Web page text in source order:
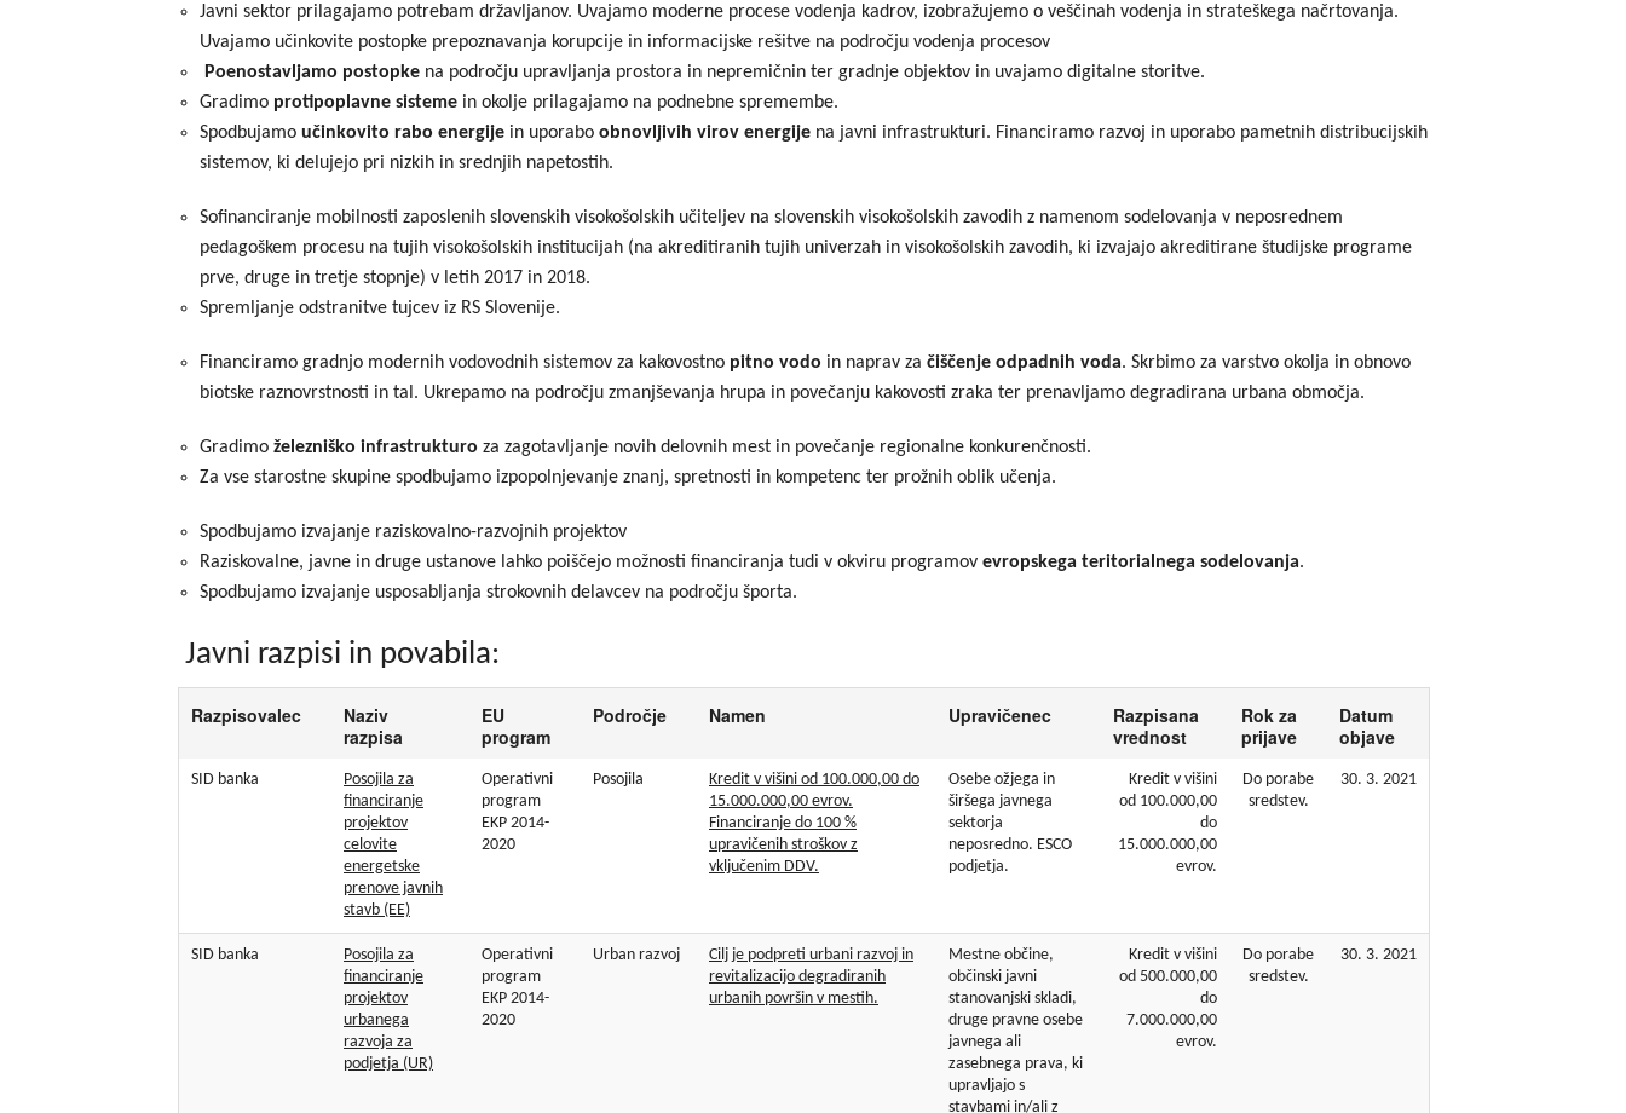
Javni sektor prilagajamo potrebam državljanov. Uvajamo moderne procese vodenja kadrov, izobražujemo o veščinah vodenja in strateškega načrtovanja.
Uvajamo učinkovite postopke prepoznavanja korupcije in informacijske rešitve na področju vodenja procesov
Poenostavljamo postopkena področju upravljanja prostora in nepremičnin ter gradnje objektov in uvajamo digitalne storitve.
Gradimo protipoplavne sistemein okolje prilagajamo na podnebne spremembe.
Spodbujamo učinkovito rabo energijein uporabo obnovljivih virov energijena javni infrastrukturi. Financiramo razvoj in uporabo pametnih distribucijskih
sistemov, ki delujejo pri nizkih in srednjih napetostih.
Sofinanciranje mobilnosti zaposlenih slovenskih visokošolskih učiteljev na slovenskih visokošolskih zavodih z namenom sodelovanja v neposrednem
pedagoškem procesu na tujih visokošolskih institucijah (na akreditiranih tujih univerzah in visokošolskih zavodih, ki izvajajo akreditirane študijske programe
prve, druge in tretje stopnje) v letih 2017 in 2018.
Spremljanje odstranitve tujcev iz RS Slovenije.
Financiramo gradnjo modernih vodovodnih sistemov za kakovostno pitno vodo in naprav za čiščenje odpadnih voda. Skrbimo za varstvo okolja in obnovo
biotske raznovrstnosti in tal. Ukrepamo na področju zmanjševanja hrupa in povečanju kakovosti zraka ter prenavljamo degradirana urbana območja.
Gradimo železniško infrastrukturo za zagotavljanje novih delovnih mest in povečanje regionalne konkurenčnosti.
Za vse starostne skupine spodbujamo izpopolnjevanje znanj, spretnosti in kompetenc ter prožnih oblik učenja.
Spodbujamo izvajanje raziskovalno-razvojnih projektov
Raziskovalne, javne in druge ustanove lahko poiščejo možnosti financiranja tudi v okviru programov evropskega teritorialnega sodelovanja.
Spodbujamo izvajanje usposabljanja strokovnih delavcev na področju športa.
Javni razpisi in povabila:
Razpisovalec
Naziv
razpisa
EU
program
Področje Namen Upravičenec
Razpisana
vrednost
Rok za
prijave
Datum
objave
SID banka
Posojila za
financiranje
projektov
celovite
energetske
prenove javnih
stavb (EE)
Operativni
program
EKP 2014-
2020
Posojila
Kredit v višini od 100.000,00 do
15.000.000,00 evrov.
Financiranje do 100 %
upravičenih stroškov z
vključenim DDV.
Osebe ožjega in
širšega javnega
sektorja
neposredno. ESCO
podjetja.
Kredit v višini
od 100.000,00
do
15.000.000,00
evrov.
Do porabe
sredstev.
30. 3. 2021
SID banka
Posojila za
financiranje
projektov
urbanega
razvoja za
podjetja (UR)
Operativni
program
EKP 2014-
2020
Urban razvoj
Cilj je podpreti urbani razvoj in
revitalizacijo degradiranih
urbanih površin v mestih.
Mestne občine,
občinski javni
stanovanjski skladi,
druge pravne osebe
javnega ali
zasebnega prava, ki
upravljajo s
stavbami in/ali z
Kredit v višini
od 500.000,00
do
7.000.000,00
evrov.
Do porabe
sredstev.
30. 3. 2021